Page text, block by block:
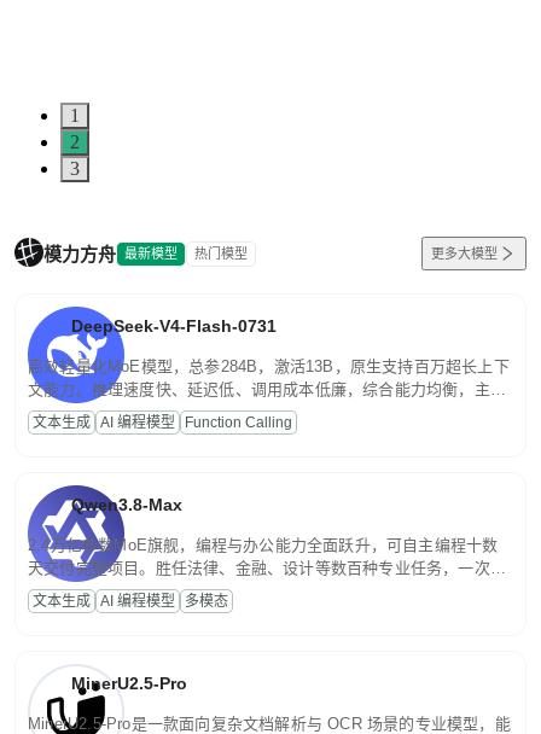
1
2
3
模力方舟 最新模型 热门模型 更多大模型
DeepSeek-V4-Flash-0731
高效轻量化MoE模型，总参284B，激活13B，原生支持百万超长上下
文能力。推理速度快、延迟低、调用成本低廉，综合能力均衡，主打
高并发、轻量化任务，适合日常对话、内容创作、基础 RAG、批量
文案处理等普惠刚需场景。
文本生成 AI 编程模型 Function Calling
Qwen3.8-Max
2.4万亿参数MoE旗舰，编程与办公能力全面跃升，可自主编程十数
天交付完整项目。胜任法律、金融、设计等数百种专业任务，一次对
话端到端交付生产级成果。原生视觉理解贯穿规划、执行与验证全流
程，支持超长文档与长视频的深度语义解析。长程任务中自主规划与
文本生成 AI 编程模型 多模态
MinerU2.5-Pro
MinerU2.5-Pro是一款面向复杂文档解析与 OCR 场景的专业模型，能